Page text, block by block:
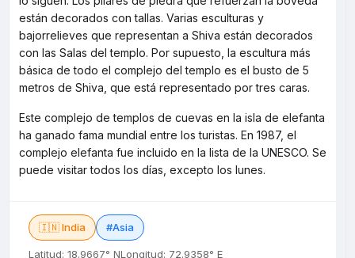
están decorados con tallas. Varias esculturas y
bajorrelieves que representan a Shiva están decorados
con las Salas del templo. Por supuesto, la escultura más
básica de todo el complejo del templo es el busto de 5
metros de Shiva, que está representado por tres caras.
Este complejo de templos de cuevas en la isla de elefanta
ha ganado fama mundial entre los turistas. En 1987, el
complejo elefanta fue incluido en la lista de la UNESCO. Se
puede visitar todos los días, excepto los lunes.
🇮🇳 India #Asia
Latitud: 18.9667° NLongitud: 72.9358° E